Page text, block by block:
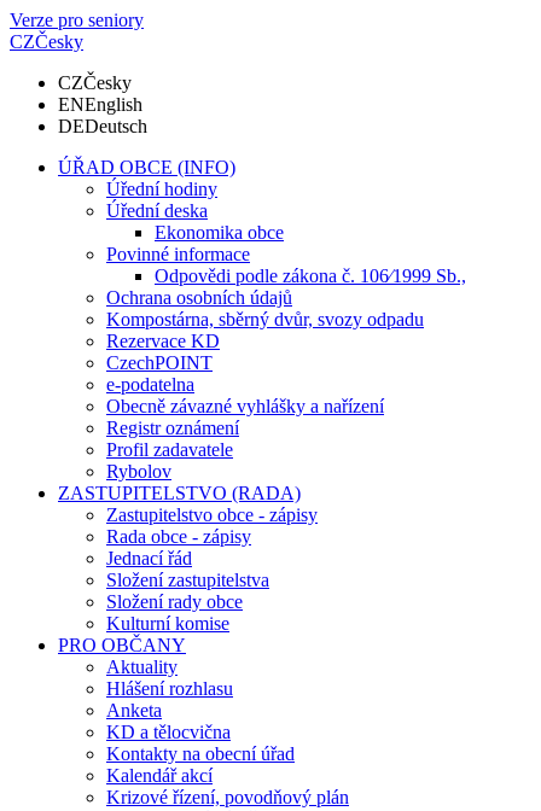
Verze pro seniory
CZČesky
CZČesky
ENEnglish
DEDeutsch
ÚŘAD OBCE (INFO)
Úřední hodiny
Úřední deska
Ekonomika obce
Povinné informace
Odpovědi podle zákona č. 106⁄1999 Sb.,
Ochrana osobních údajů
Kompostárna, sběrný dvůr, svozy odpadu
Rezervace KD
CzechPOINT
e-podatelna
Obecně závazné vyhlášky a nařízení
Registr oznámení
Profil zadavatele
Rybolov
ZASTUPITELSTVO (RADA)
Zastupitelstvo obce - zápisy
Rada obce - zápisy
Jednací řád
Složení zastupitelstva
Složení rady obce
Kulturní komise
PRO OBČANY
Aktuality
Hlášení rozhlasu
Anketa
KD a tělocvična
Kontakty na obecní úřad
Kalendář akcí
Krizové řízení, povodňový plán